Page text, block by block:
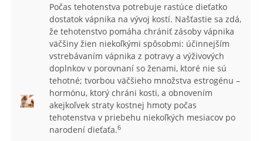
Počas tehotenstva potrebuje rastúce dieťatko
dostatok vápnika na vývoj kostí. Našťastie sa zdá,
že tehotenstvo pomáha chrániť zásoby vápnika
väčšiny žien niekoľkými spôsobmi: účinnejším
vstrebávaním vápnika z potravy a výživových
doplnkov v porovnaní so ženami, ktoré nie sú
tehotné; tvorbou väčšieho množstva estrogénu –
hormónu, ktorý chráni kosti, a obnovením
akejkoľvek straty kostnej hmoty počas
tehotenstva v priebehu niekoľkých mesiacov po
narodení dieťaťa.6